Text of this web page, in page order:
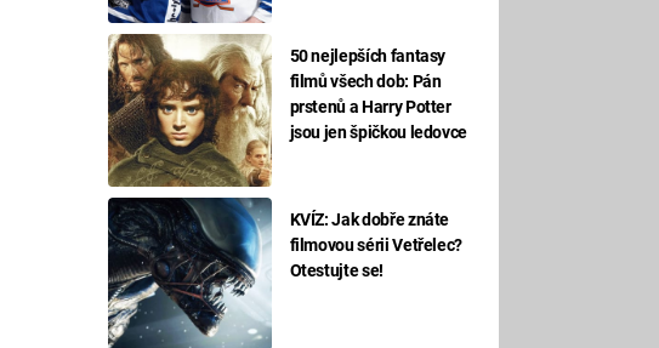
50 nejlepších fantasy
filmů všech dob: Pán
prstenů a Harry Potter
jsou jen špičkou ledovce
KVÍZ: Jak dobře znáte
filmovou sérii Vetřelec?
Otestujte se!